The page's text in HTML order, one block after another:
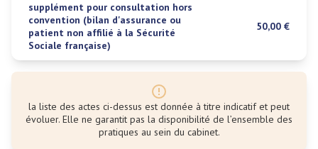
supplément pour consultation hors
convention (bilan d'assurance ou
patient non affilié à la Sécurité
Sociale française)
50,00 €
la liste des actes ci-dessus est donnée à titre indicatif et peut
évoluer. Elle ne garantit pas la disponibilité de l’ensemble des
pratiques au sein du cabinet.